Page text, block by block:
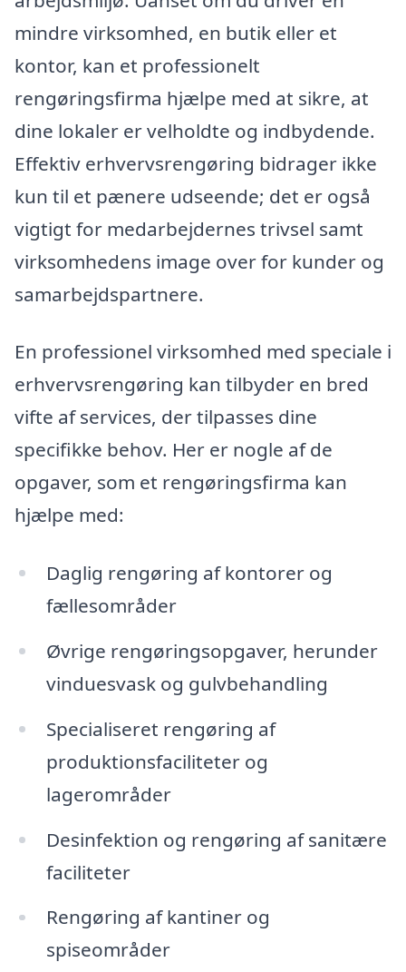
mindre virksomhed, en butik eller et
kontor, kan et professionelt
rengøringsfirma hjælpe med at sikre, at
dine lokaler er velholdte og indbydende.
Effektiv erhvervsrengøring bidrager ikke
kun til et pænere udseende; det er også
vigtigt for medarbejdernes trivsel samt
virksomhedens image over for kunder og
samarbejdspartnere.
En professionel virksomhed med speciale i
erhvervsrengøring kan tilbyder en bred
vifte af services, der tilpasses dine
specifikke behov. Her er nogle af de
opgaver, som et rengøringsfirma kan
hjælpe med:
Daglig rengøring af kontorer og
fællesområder
Øvrige rengøringsopgaver, herunder
vinduesvask og gulvbehandling
Specialiseret rengøring af
produktionsfaciliteter og
lagerområder
Desinfektion og rengøring af sanitære
faciliteter
Rengøring af kantiner og
spiseområder